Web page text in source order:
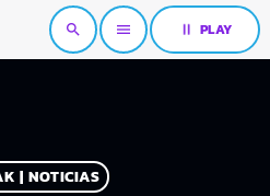
search menu pause PLAY
| NOTICIAS